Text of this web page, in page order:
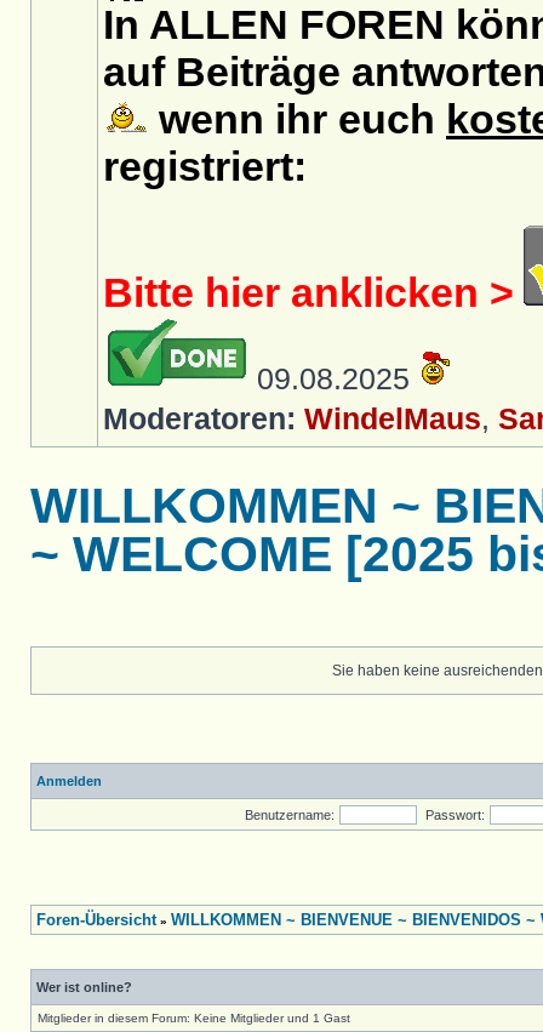
In ALLEN FOREN
auf Beiträge
wenn ihr euch
registriert:
Bitte hier anklicken >
09.08.2025
Moderatoren: WindelMaus,
WILLKOMMEN ~
~ WELCOME [2025
Sie haben keine
Anmelden
Benutzername: Passwort:
Foren-Übersicht» WILLKOMMEN ~ BIENVENUE ~ BIENVENIDOS ~
Wer ist online?
Mitglieder in diesem Forum: Keine Mitglieder und 1 Gast